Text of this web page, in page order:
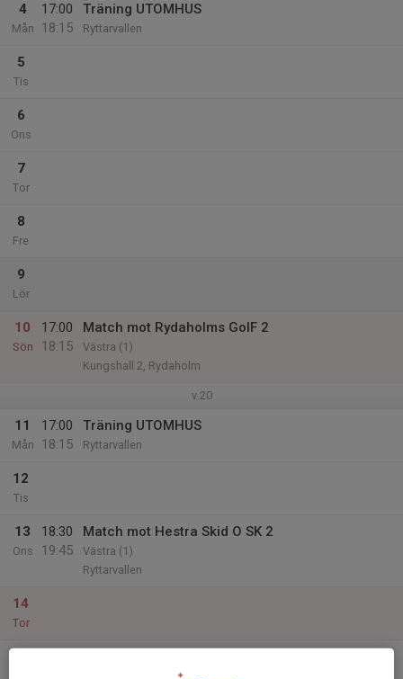
4
Mån
17:00
18:15
Träning UTOMHUS
Ryttarvallen
5
Tis
6
Ons
7
Tor
8
Fre
9
Lör
10
Sön
17:00
18:15
Match mot Rydaholms GoIF 2
Västra (1)
Kungshall 2, Rydaholm
v.20
11
Mån
17:00
18:15
Träning UTOMHUS
Ryttarvallen
12
Tis
13
Ons
18:30
19:45
Match mot Hestra Skid O SK 2
Västra (1)
Ryttarvallen
14
Tor